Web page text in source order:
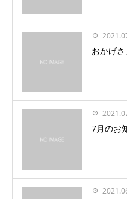
おかげさ
7月のお